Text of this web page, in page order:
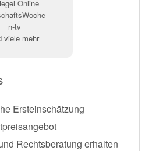
Online
n-tv
viele mehr
Ersteinschätzung
Rechtsberatung erhalten